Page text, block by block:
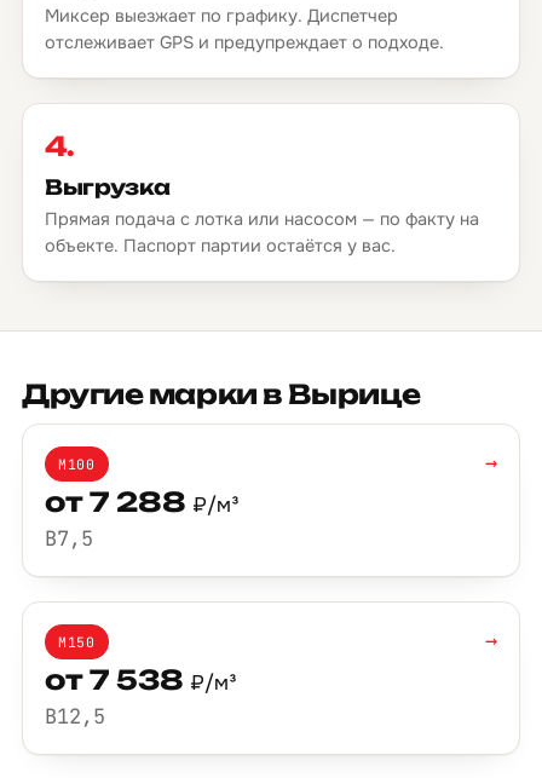
Миксер выезжает по графику. Диспетчер
отслеживает GPS и предупреждает о подходе.
4.
Выгрузка
Прямая подача с лотка или насосом — по факту на
объекте. Паспорт партии остаётся у вас.
Другие марки в Вырице
М100
от 7 288 ₽/м³
B7,5
→
М150
от 7 538 ₽/м³
B12,5
→